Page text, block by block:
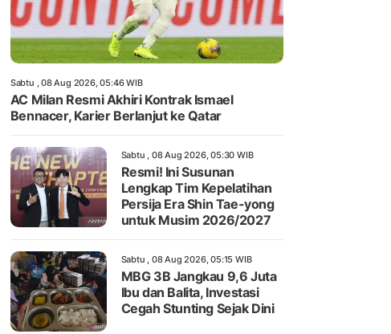
Sabtu , 08 Aug 2026, 05:46 WIB
AC Milan Resmi Akhiri Kontrak Ismael
Bennacer, Karier Berlanjut ke Qatar
Sabtu , 08 Aug 2026, 05:30 WIB
Resmi! Ini Susunan
Lengkap Tim Kepelatihan
Persija Era Shin Tae-yong
untuk Musim 2026/2027
Sabtu , 08 Aug 2026, 05:15 WIB
MBG 3B Jangkau 9,6 Juta
Ibu dan Balita, Investasi
Cegah Stunting Sejak Dini